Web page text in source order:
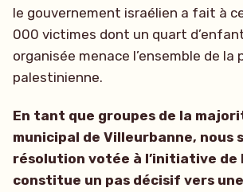
le gouvernement israélien a fait à
000 victimes dont un quart
organisée menace l’ensemble de la
palestinienne.
En tant que groupes de la
municipal de Villeurbanne, nous
résolution votée à l’initiative de
constitue un pas décisif vers